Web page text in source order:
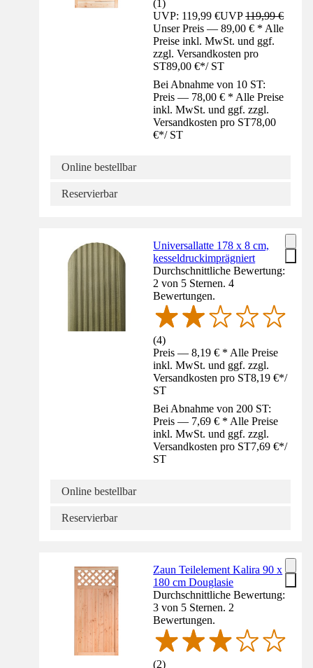
(1)
UVP: 119,99 €UVP119,99 €
Unser Preis — 89,00 € * Alle
Preise inkl. MwSt. und ggf.
zzgl. Versandkosten pro
ST89,00 €*/ ST
Bei Abnahme von 10 ST:
Preis — 78,00 € * Alle Preise
inkl. MwSt. und ggf. zzgl.
Versandkosten pro ST78,00
€*/ ST
Online bestellbar
Reservierbar
Universallatte 178 x 8 cm,
kesseldruckimprägniert
Durchschnittliche Bewertung:
2 von 5 Sternen. 4
Bewertungen.
(4)
Preis — 8,19 € * Alle Preise
inkl. MwSt. und ggf. zzgl.
Versandkosten pro ST8,19 €*/
ST
Bei Abnahme von 200 ST:
Preis — 7,69 € * Alle Preise
inkl. MwSt. und ggf. zzgl.
Versandkosten pro ST7,69 €*/
ST
Online bestellbar
Reservierbar
Zaun Teilelement Kalira 90 x
180 cm Douglasie
Durchschnittliche Bewertung:
3 von 5 Sternen. 2
Bewertungen.
(2)